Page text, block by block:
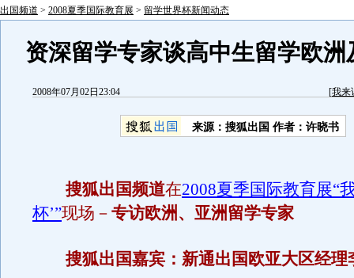
出国频道 > 2008夏季国际教育展 > 留学世界杯新闻动态
资深留学专家谈高中生留学欧洲
2008年07月02日23:04 [我来
来源：搜狐出国 作者：许晓书
搜狐出国频道在2008夏季国际教育展“
杯’”现场－ 专访欧洲、亚洲留学专家
搜狐出国嘉宾：新通出国欧亚大区经理